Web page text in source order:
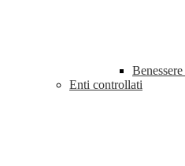
Enti controllati